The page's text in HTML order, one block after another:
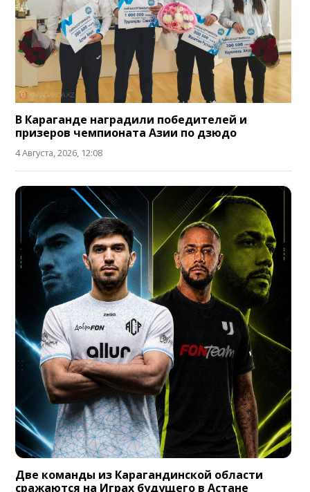
В Караганде наградили победителей и
призеров чемпионата Азии по дзюдо
4 Августа, 2026, 12:08
Две команды из Карагандинской области
сражаются на Играх будущего в Астане